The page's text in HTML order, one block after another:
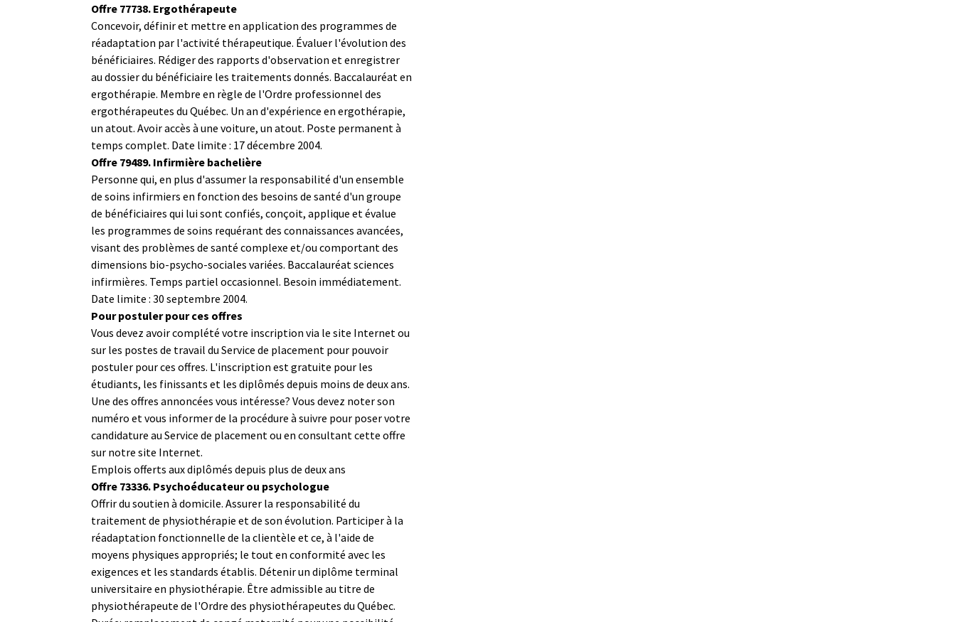
Offre 77738. Ergothérapeute
Concevoir, définir et mettre en application des programmes de
réadaptation par l'activité thérapeutique. Évaluer l'évolution des
bénéficiaires. Rédiger des rapports d'observation et enregistrer
au dossier du bénéficiaire les traitements donnés. Baccalauréat en
ergothérapie. Membre en règle de l'Ordre professionnel des
ergothérapeutes du Québec. Un an d'expérience en ergothérapie,
un atout. Avoir accès à une voiture, un atout. Poste permanent à
temps complet. Date limite : 17 décembre 2004.
Offre 79489. Infirmière bachelière
Personne qui, en plus d'assumer la responsabilité d'un ensemble
de soins infirmiers en fonction des besoins de santé d'un groupe
de bénéficiaires qui lui sont confiés, conçoit, applique et évalue
les programmes de soins requérant des connaissances avancées,
visant des problèmes de santé complexe et/ou comportant des
dimensions bio-psycho-sociales variées. Baccalauréat sciences
infirmières. Temps partiel occasionnel. Besoin immédiatement.
Date limite : 30 septembre 2004.
Pour postuler pour ces offres
Vous devez avoir complété votre inscription via le site Internet ou
sur les postes de travail du Service de placement pour pouvoir
postuler pour ces offres. L'inscription est gratuite pour les
étudiants, les finissants et les diplômés depuis moins de deux ans.
Une des offres annoncées vous intéresse? Vous devez noter son
numéro et vous informer de la procédure à suivre pour poser votre
candidature au Service de placement ou en consultant cette offre
sur notre site Internet.
Emplois offerts aux diplômés depuis plus de deux ans
Offre 73336. Psychoéducateur ou psychologue
Offrir du soutien à domicile. Assurer la responsabilité du
traitement de physiothérapie et de son évolution. Participer à la
réadaptation fonctionnelle de la clientèle et ce, à l'aide de
moyens physiques appropriés; le tout en conformité avec les
exigences et les standards établis. Détenir un diplôme terminal
universitaire en physiothérapie. Être admissible au titre de
physiothérapeute de l'Ordre des physiothérapeutes du Québec.